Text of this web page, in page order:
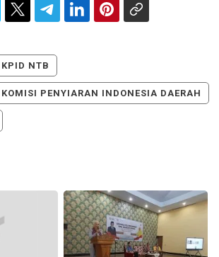
NTB
PENYIARAN INDONESIA DAERAH